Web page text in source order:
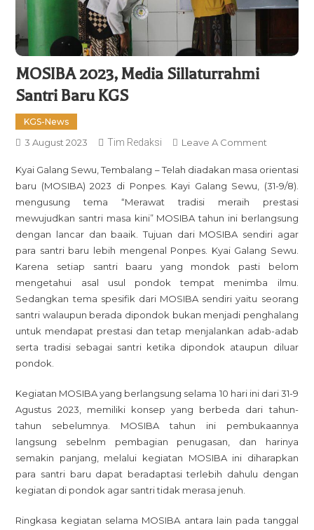
MOSIBA 2023, Media Sillaturrahmi
Santri Baru KGS
KGS-News
3 August 2023 Tim Redaksi Leave A Comment
2023,
Media
Santri
Baru
KGS
Kyai Galang Sewu, Tembalang – Telah diadakan masa orientasi
baru (MOSIBA) 2023 di Ponpes. Kayi Galang Sewu, (31-9/8).
mengusung tema “Merawat tradisi meraih prestasi
mewujudkan santri masa kini” MOSIBA tahun ini berlangsung
dengan lancar dan baaik. Tujuan dari MOSIBA sendiri agar
para santri baru lebih mengenal Ponpes. Kyai Galang Sewu.
Karena setiap santri baaru yang mondok pasti belom
mengetahui asal usul pondok tempat menimba ilmu.
Sedangkan tema spesifik dari MOSIBA sendiri yaitu seorang
santri walaupun berada dipondok bukan menjadi penghalang
untuk mendapat prestasi dan tetap menjalankan adab-adab
serta tradisi sebagai santri ketika dipondok ataupun diluar
pondok.
Kegiatan MOSIBA yang berlangsung selama 10 hari ini dari 31-9
Agustus 2023, memiliki konsep yang berbeda dari tahun-
tahun sebelumnya. MOSIBA tahun ini pembukaannya
langsung sebelnm pembagian penugasan, dan harinya
semakin panjang, melalui kegiatan MOSIBA ini diharapkan
para santri baru dapat beradaptasi terlebih dahulu dengan
kegiatan di pondok agar santri tidak merasa jenuh.
Ringkasa kegiatan selama MOSIBA antara lain pada tanggal